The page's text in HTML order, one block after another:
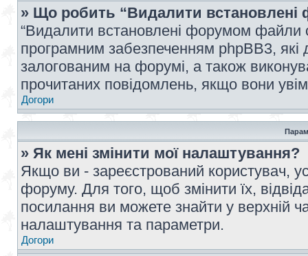
» Що робить “Видалити
“Видалити встановлені форумом файли
програмним забезпеченням phpBB3,
залогованим на форумі, а також
прочитаних повідомлень, якщо вони
Догори
» Як мені змінити мої налаштування?
Якщо ви - зареєстрований користувач,
форуму. Для того, щоб змінити їх,
посилання ви можете знайти у верхній
налаштування та параметри.
Догори